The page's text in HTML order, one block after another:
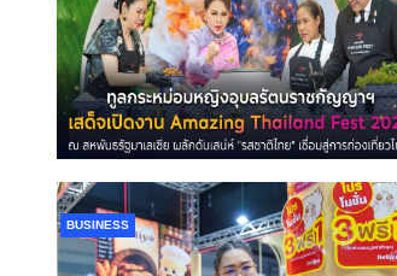
BUSINESS